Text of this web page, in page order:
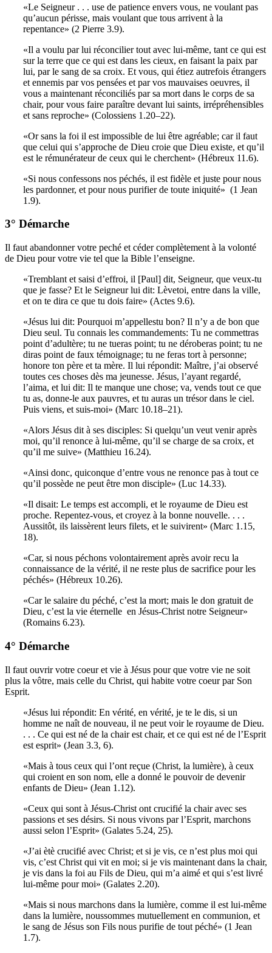
«Le Seigneur . . . use de patience envers vous, ne voulant pas
qu’aucun périsse, mais voulant que tous arrivent à la
repentance» (2 Pierre 3.9).
«Il a voulu par lui réconcilier tout avec lui-même, tant ce qui est
sur la terre que ce qui est dans les cieux, en faisant la paix par
lui, par le sang de sa croix. Et vous, qui étiez autrefois étrangers
et ennemis par vos pensées et par vos mauvaises oeuvres, il
vous a maintenant réconciliés par sa mort dans le corps de sa
chair, pour vous faire paraître devant lui saints, irrépréhensibles
et sans reproche» (Colossiens 1.20–22).
«Or sans la foi il est impossible de lui être agréable; car il faut
que celui qui s’approche de Dieu croie que Dieu existe, et qu’il
est le rémunérateur de ceux qui le cherchent» (Hébreux 11.6).
«Si nous confessons nos péchés, il est fidèle et juste pour nous
les pardonner, et pour nous purifier de toute iniquité» ­ (1 Jean
1.9).
3° Démarche
Il faut abandonner votre peché et céder complètement à la volonté
de Dieu pour votre vie tel que la Bible l’enseigne.
«Tremblant et saisi d’effroi, il [Paul] dit, Seigneur, que veux-tu
que je fasse? Et le Seigneur lui dit: Lèvetoi, entre dans la ville,
et on te dira ce que tu dois faire» (Actes 9.6).
«Jésus lui dit: Pourquoi m’appellestu bon? Il n’y a de bon que
Dieu seul. Tu connais les commandements: Tu ne commettras
point d’adultère; tu ne tueras point; tu ne déroberas point; tu ne
diras point de faux témoignage; tu ne feras tort à personne;
honore ton père et ta mère. Il lui répondit: Maître, j’ai observé
toutes ces choses dès ma jeunesse. Jésus, l’ayant regardé,
l’aima, et lui dit: Il te manque une chose; va, vends tout ce que
tu as, donne-le aux pauvres, et tu auras un trésor dans le ciel.
Puis viens, et suis-moi» (Marc 10.18–21).
«Alors Jésus dit à ses disciples: Si quelqu’un veut venir après
moi, qu’il renonce à lui-même, qu’il se charge de sa croix, et
qu’il me suive» (Matthieu 16.24).
«Ainsi donc, quiconque d’entre vous ne renonce pas à tout ce
qu’il possède ne peut être mon disciple» (Luc 14.33).
«Il disait: Le temps est accompli, et le royaume de Dieu est
proche. Repentez-vous, et croyez à la bonne nouvelle. . . .
Aussitôt, ils laissèrent leurs filets, et le suivirent» (Marc 1.15,
18).
«Car, si nous péchons volontairement après avoir recu la
connaissance de la vérité, il ne reste plus de sacrifice pour les
péchés» (Hébreux 10.26).
«Car le salaire du péché, c’est la mort; mais le don gratuit de
Dieu, c’est la vie éternelle ­ en Jésus-Christ notre Seigneur»
(Romains 6.23).
4° Démarche
Il faut ouvrir votre coeur et vie à Jésus pour que votre vie ne soit
plus la vôtre, mais celle du Christ, qui habite votre coeur par Son
Esprit.
«Jésus lui répondit: En vérité, en vérité, je te le dis, si un
homme ne naît de nouveau, il ne peut voir le royaume de Dieu.
. . . Ce qui est né de la chair est chair, et ce qui est né de l’Esprit
est esprit» (Jean 3.3, 6).
«Mais à tous ceux qui l’ont reçue (Christ, la lumière), à ceux
qui croient en son nom, elle a donné le pouvoir de devenir
enfants de Dieu» (Jean 1.12).
«Ceux qui sont à Jésus-Christ ont crucifié la chair avec ses
passions et ses désirs. Si nous vivons par l’Esprit, marchons
aussi selon l’Esprit» (Galates 5.24, 25).
«J’ai ètè crucifié avec Christ; et si je vis, ce n’est plus moi qui
vis, c’est Christ qui vit en moi; si je vis maintenant dans la chair,
je vis dans la foi au Fils de Dieu, qui m’a aimé et qui s’est livré
lui-même pour moi» (Galates 2.20).
«Mais si nous marchons dans la lumière, comme il est lui-même
dans la lumière, noussommes mutuellement en communion, et
le sang de Jésus son Fils nous purifie de tout péché» (1 Jean
1.7).